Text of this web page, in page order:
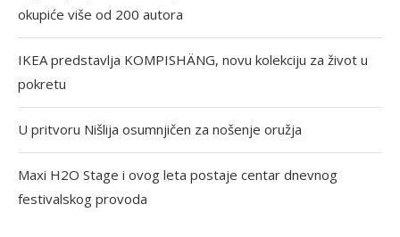
okupiće više od 200 autora
IKEA predstavlja KOMPISHÄNG, novu kolekciju za život u
pokretu
U pritvoru Nišlija osumnjičen za nošenje oružja
Maxi H2O Stage i ovog leta postaje centar dnevnog
festivalskog provoda